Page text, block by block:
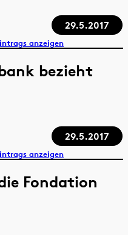
29.5.2017
anzeigen
bezieht
29.5.2017
anzeigen
Fondation